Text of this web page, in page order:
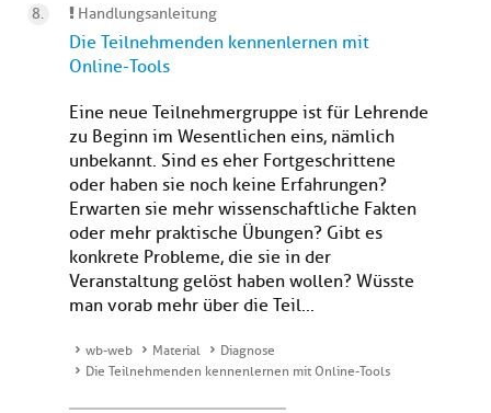
Handlungsanleitung
Die Teilnehmenden kennenlernen mit
Online-Tools
Eine neue Teilnehmergruppe ist für Lehrende
zu Beginn im Wesentlichen eins, nämlich
unbekannt. Sind es eher Fortgeschrittene
oder haben sie noch keine Erfahrungen?
Erwarten sie mehr wissenschaftliche Fakten
oder mehr praktische Übungen? Gibt es
konkrete Probleme, die sie in der
Veranstaltung gelöst haben wollen? Wüsste
man vorab mehr über die Teil...
wb-web Material
Diagnose
Die Teilnehmenden kennenlernen mit Online-Tools